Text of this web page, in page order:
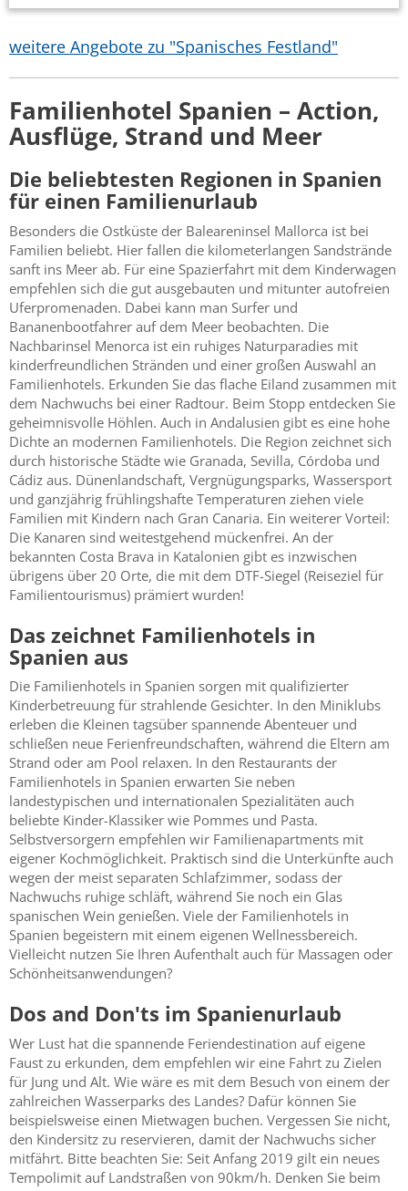
weitere Angebote zu "Spanisches Festland"
Familienhotel Spanien – Action,
Ausflüge, Strand und Meer
Die beliebtesten Regionen in Spanien
für einen Familienurlaub
Besonders die Ostküste der Baleareninsel Mallorca ist bei
Familien beliebt. Hier fallen die kilometerlangen Sandstrände
sanft ins Meer ab. Für eine Spazierfahrt mit dem Kinderwagen
empfehlen sich die gut ausgebauten und mitunter autofreien
Uferpromenaden. Dabei kann man Surfer und
Bananenbootfahrer auf dem Meer beobachten. Die
Nachbarinsel Menorca ist ein ruhiges Naturparadies mit
kinderfreundlichen Stränden und einer großen Auswahl an
Familienhotels. Erkunden Sie das flache Eiland zusammen mit
dem Nachwuchs bei einer Radtour. Beim Stopp entdecken Sie
geheimnisvolle Höhlen. Auch in Andalusien gibt es eine hohe
Dichte an modernen Familienhotels. Die Region zeichnet sich
durch historische Städte wie Granada, Sevilla, Córdoba und
Cádiz aus. Dünenlandschaft, Vergnügungsparks, Wassersport
und ganzjährig frühlingshafte Temperaturen ziehen viele
Familien mit Kindern nach Gran Canaria. Ein weiterer Vorteil:
Die Kanaren sind weitestgehend mückenfrei. An der
bekannten Costa Brava in Katalonien gibt es inzwischen
übrigens über 20 Orte, die mit dem DTF-Siegel (Reiseziel für
Familientourismus) prämiert wurden!
Das zeichnet Familienhotels in
Spanien aus
Die Familienhotels in Spanien sorgen mit qualifizierter
Kinderbetreuung für strahlende Gesichter. In den Miniklubs
erleben die Kleinen tagsüber spannende Abenteuer und
schließen neue Ferienfreundschaften, während die Eltern am
Strand oder am Pool relaxen. In den Restaurants der
Familienhotels in Spanien erwarten Sie neben
landestypischen und internationalen Spezialitäten auch
beliebte Kinder-Klassiker wie Pommes und Pasta.
Selbstversorgern empfehlen wir Familienapartments mit
eigener Kochmöglichkeit. Praktisch sind die Unterkünfte auch
wegen der meist separaten Schlafzimmer, sodass der
Nachwuchs ruhige schläft, während Sie noch ein Glas
spanischen Wein genießen. Viele der Familienhotels in
Spanien begeistern mit einem eigenen Wellnessbereich.
Vielleicht nutzen Sie Ihren Aufenthalt auch für Massagen oder
Schönheitsanwendungen?
Dos and Don'ts im Spanienurlaub
Wer Lust hat die spannende Feriendestination auf eigene
Faust zu erkunden, dem empfehlen wir eine Fahrt zu Zielen
für Jung und Alt. Wie wäre es mit dem Besuch von einem der
zahlreichen Wasserparks des Landes? Dafür können Sie
beispielsweise einen Mietwagen buchen. Vergessen Sie nicht,
den Kindersitz zu reservieren, damit der Nachwuchs sicher
mitfährt. Bitte beachten Sie: Seit Anfang 2019 gilt ein neues
Tempolimit auf Landstraßen von 90km/h. Denken Sie beim